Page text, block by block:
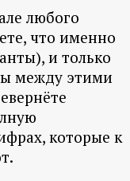
любого
что именно
и только
между этими
которые к